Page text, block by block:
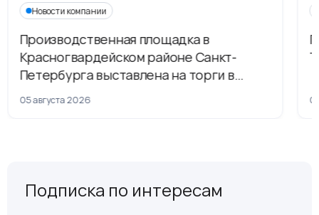
Новости компании
Производственная площадка в
Красногвардейском районе Санкт-
Петербурга выставлена на торги в
рамках приватизации
05 августа 2026
Подписка по интересам